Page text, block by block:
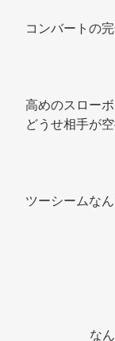
コンバートの
高めのスロー
どうせ相手が
ツーシームな
な